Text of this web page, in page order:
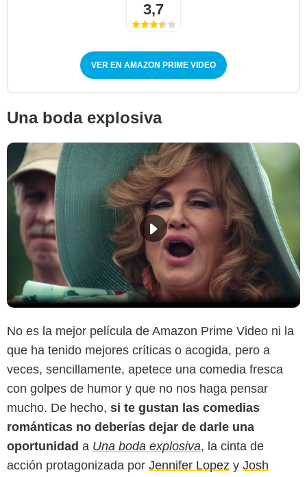
3,7
VER EN AMAZON PRIME VIDEO
Una boda explosiva
No es la mejor película de Amazon Prime Video ni la
que ha tenido mejores críticas o acogida, pero a
veces, sencillamente, apetece una comedia fresca
con golpes de humor y que no nos haga pensar
mucho. De hecho, si te gustan las comedias
románticas no deberías dejar de darle una
oportunidad a Una boda explosiva, la cinta de
acción protagonizada por Jennifer Lopez y Josh